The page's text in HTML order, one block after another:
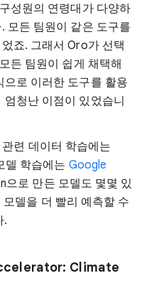
성원의 연령대가 다양하
모든 팀원이 같은 도구를
죠. 그래서 Oro가 선택
든 팀원이 쉽게 채택해
로 이러한 도구를 활용
청난 이점이 있었습니
련 데이터 학습에는
델 학습에는 Google
으로 만든 모델도 몇몇 있
모델을 더 빨리 예측할 수
.
Climate